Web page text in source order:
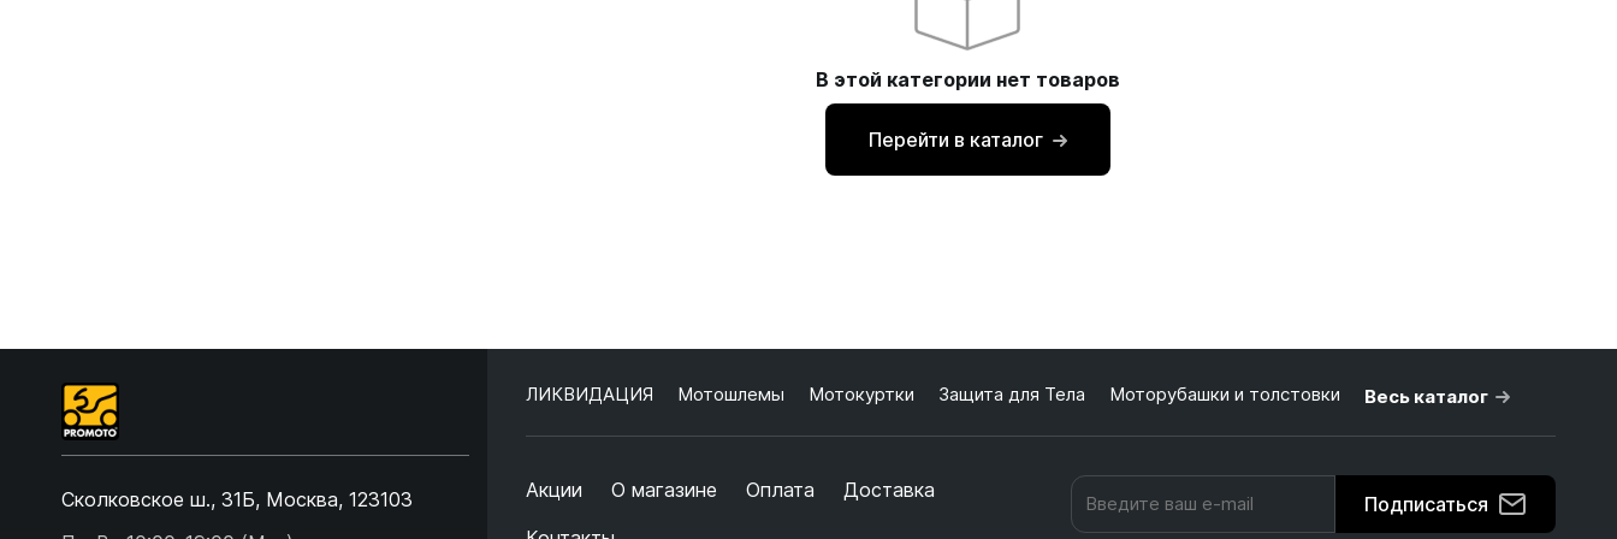
В этой категории нет товаров
Перейти в каталог
Сколковское ш., 31Б, Москва, 123103
ЛИКВИДАЦИЯ Мотошлемы Мотокуртки Защита для Тела Моторубашки и толстовки Весь каталог
Акции О магазине Оплата
Доставка
Подписаться